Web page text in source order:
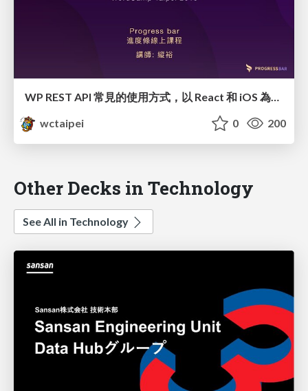
WP REST API 常見的使用方式，以 React 和 iOS 為例 / Create React iOS App with WordPress REST API_縱裕 / Travis Chang
wctaipei
0 200
Other Decks in Technology
See All in Technology